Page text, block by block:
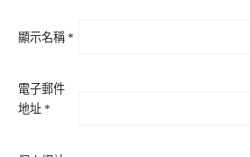
顯示名稱 *
電子郵件
地址 *